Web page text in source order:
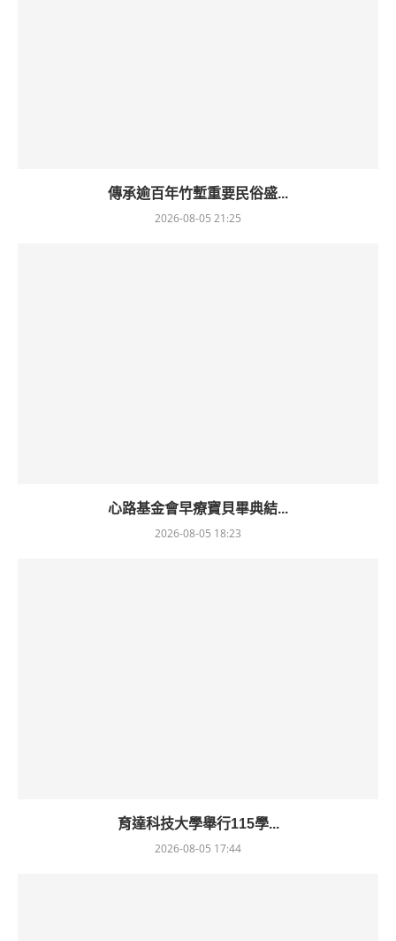
傳承逾百年竹塹重要民俗盛...
2026-08-05 21:25
心路基金會早療寶貝畢典結...
2026-08-05 18:23
育達科技大學舉行115學...
2026-08-05 17:44